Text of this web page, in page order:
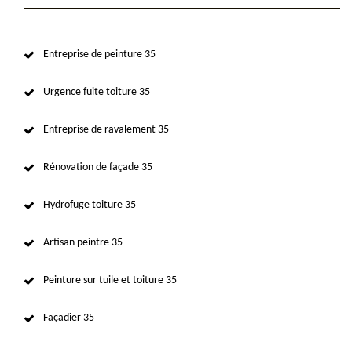
Entreprise de peinture 35
Urgence fuite toiture 35
Entreprise de ravalement 35
Rénovation de façade 35
Hydrofuge toiture 35
Artisan peintre 35
Peinture sur tuile et toiture 35
Façadier 35